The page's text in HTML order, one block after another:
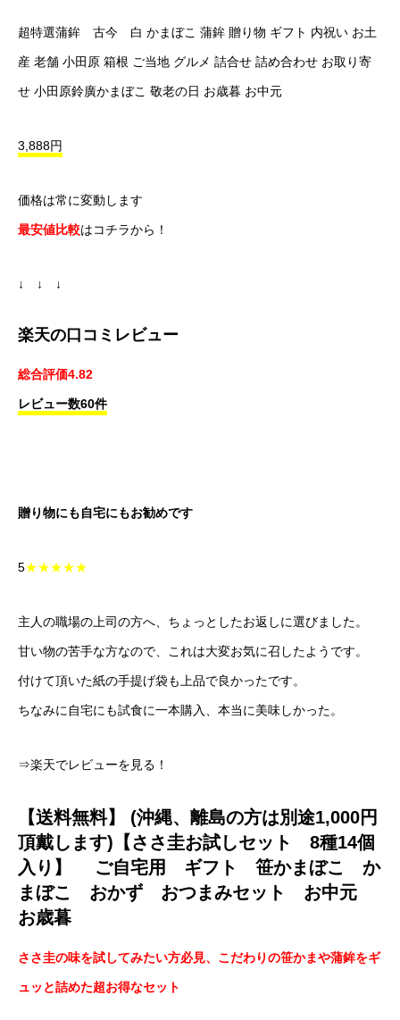
超特選蒲鉾 古今 白 かまぼこ 蒲鉾 贈り物 ギフト 内祝い お土
産 老舗 小田原 箱根 ご当地 グルメ 詰合せ 詰め合わせ お取り寄
せ 小田原鈴廣かまぼこ 敬老の日 お歳暮 お中元
3,888円
価格は常に変動します
最安値比較はコチラから！
↓ ↓ ↓
楽天の口コミレビュー
総合評価4.82
レビュー数60件
贈り物にも自宅にもお勧めです
5★★★★★
主人の職場の上司の方へ、ちょっとしたお返しに選びました。
甘い物の苦手な方なので、これは大変お気に召したようです。
付けて頂いた紙の手提げ袋も上品で良かったです。
ちなみに自宅にも試食に一本購入、本当に美味しかった。
⇒楽天でレビューを見る！
【送料無料】 (沖縄、離島の方は別途1,000円
頂戴します)【ささ圭お試しセット 8種14個
入り】 ご自宅用 ギフト 笹かまぼこ か
まぼこ おかず おつまみセット お中元
お歳暮
ささ圭の味を試してみたい方必見、こだわりの笹かまや蒲鉾をギ
ュッと詰めた超お得なセット